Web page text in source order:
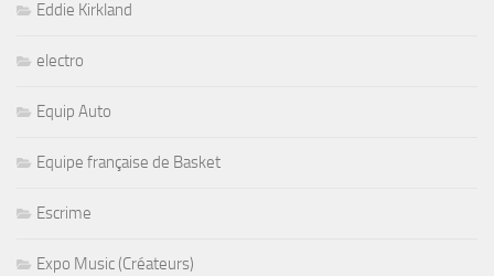
Eddie Kirkland
electro
Equip Auto
Equipe française de Basket
Escrime
Expo Music (Créateurs)